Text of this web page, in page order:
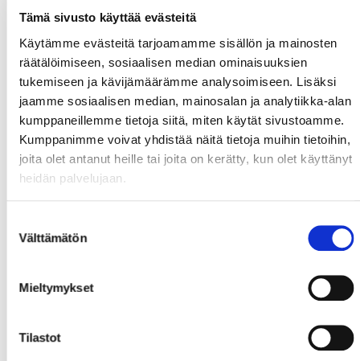
Tämä sivusto käyttää evästeitä
Käytämme evästeitä tarjoamamme sisällön ja mainosten
räätälöimiseen, sosiaalisen median ominaisuuksien
tukemiseen ja kävijämäärämme analysoimiseen. Lisäksi
jaamme sosiaalisen median, mainosalan ja analytiikka-alan
kumppaneillemme tietoja siitä, miten käytät sivustoamme.
Kumppanimme voivat yhdistää näitä tietoja muihin tietoihin,
joita olet antanut heille tai joita on kerätty, kun olet käyttänyt
heidän palvelujaan.
valinta
Välttämätön
Mieltymykset
Tilastot
lähemmäs ei päästä tänään. Tuomarikaksikko toki
jättää pillin loppupeliksi taskuun ja ratkaisee asiaa
omalta osaltaan. Jukurit kestää ja kääntää sarjan
uskomattomasti jatkaen välieriin.
"Game Seven" ei ollut meidän juttu tällä kertaa.
Pelaajille täytyy antaa tunnustusta loppuun asti
taistelusta tänään, tällä kertaa se ei vaan riittänyt.
Kiekko pyöri maaliviivalla ja tolpat kolisee... Täysi
saivat viidennessä pelissä itseluottamuksen sille
Onnittelut mikkeliläisille jatkoon, paras seitsemästä
sarjassa parempi jatkaa yleensä, niin tälläkin kertaa.
Syksyllä jatketaan...